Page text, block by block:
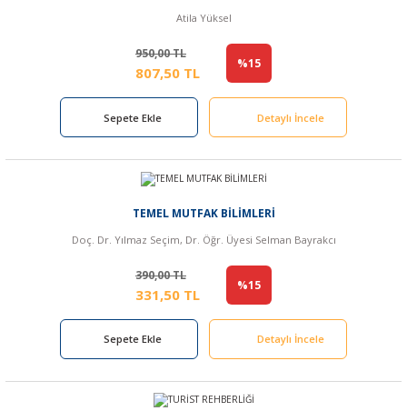
Atila Yüksel
950,00 TL
807,50 TL
%15
Sepete Ekle Detaylı İncele
TEMEL MUTFAK BİLİMLERİ
Doç. Dr. Yılmaz Seçim, Dr. Öğr. Üyesi Selman Bayrakcı
390,00 TL
331,50 TL
%15
Sepete Ekle Detaylı İncele